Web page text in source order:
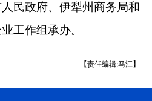
民政府、伊犁州商务局和
工作组承办。
【责任编辑:马江】